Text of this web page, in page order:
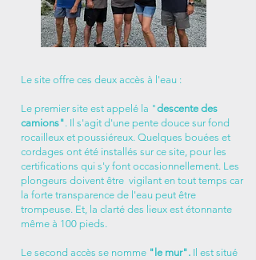
Le site offre ces deux accès à l'eau :
Le premier site est appelé la "descente des
camions". Il s'agit d'une pente douce sur fond
rocailleux et poussiéreux. Quelques bouées et
cordages ont été installés sur ce site, pour les
certifications qui s'y font occasionnellement. Les
plongeurs doivent être vigilant en tout temps car
la forte transparence de l'eau peut être
trompeuse. Et, la clarté des lieux est étonnante
même à 100 pieds.
Le second accès se nomme "le mur". Il est situé